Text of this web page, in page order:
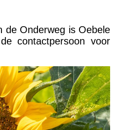
de Onderweg is Oebele
contactpersoon voor